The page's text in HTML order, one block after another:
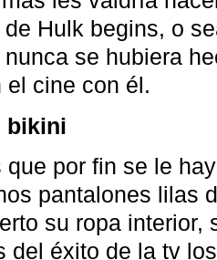
Hulk begins, o
se hubiera
el cine con él.
bikini
que por fin se le
pantalones lilas
su ropa interior,
del éxito de la tv los